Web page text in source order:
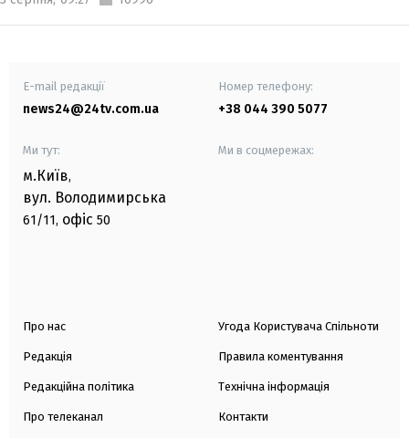
E-mail редакції
news24@24tv.com.ua
Номер телефону:
+38 044 390 5077
Ми тут:
м.Київ,
вул. Володимирська
61/11, офіс 50
Ми в соцмережах:
Про нас
Редакція
Редакційна політика
Про телеканал
Угода Користувача Спільноти
Правила коментування
Технічна інформація
Контакти